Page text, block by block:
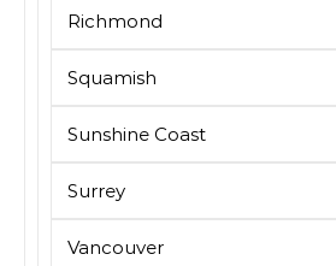
Richmond
Squamish
Sunshine Coast
Surrey
Vancouver